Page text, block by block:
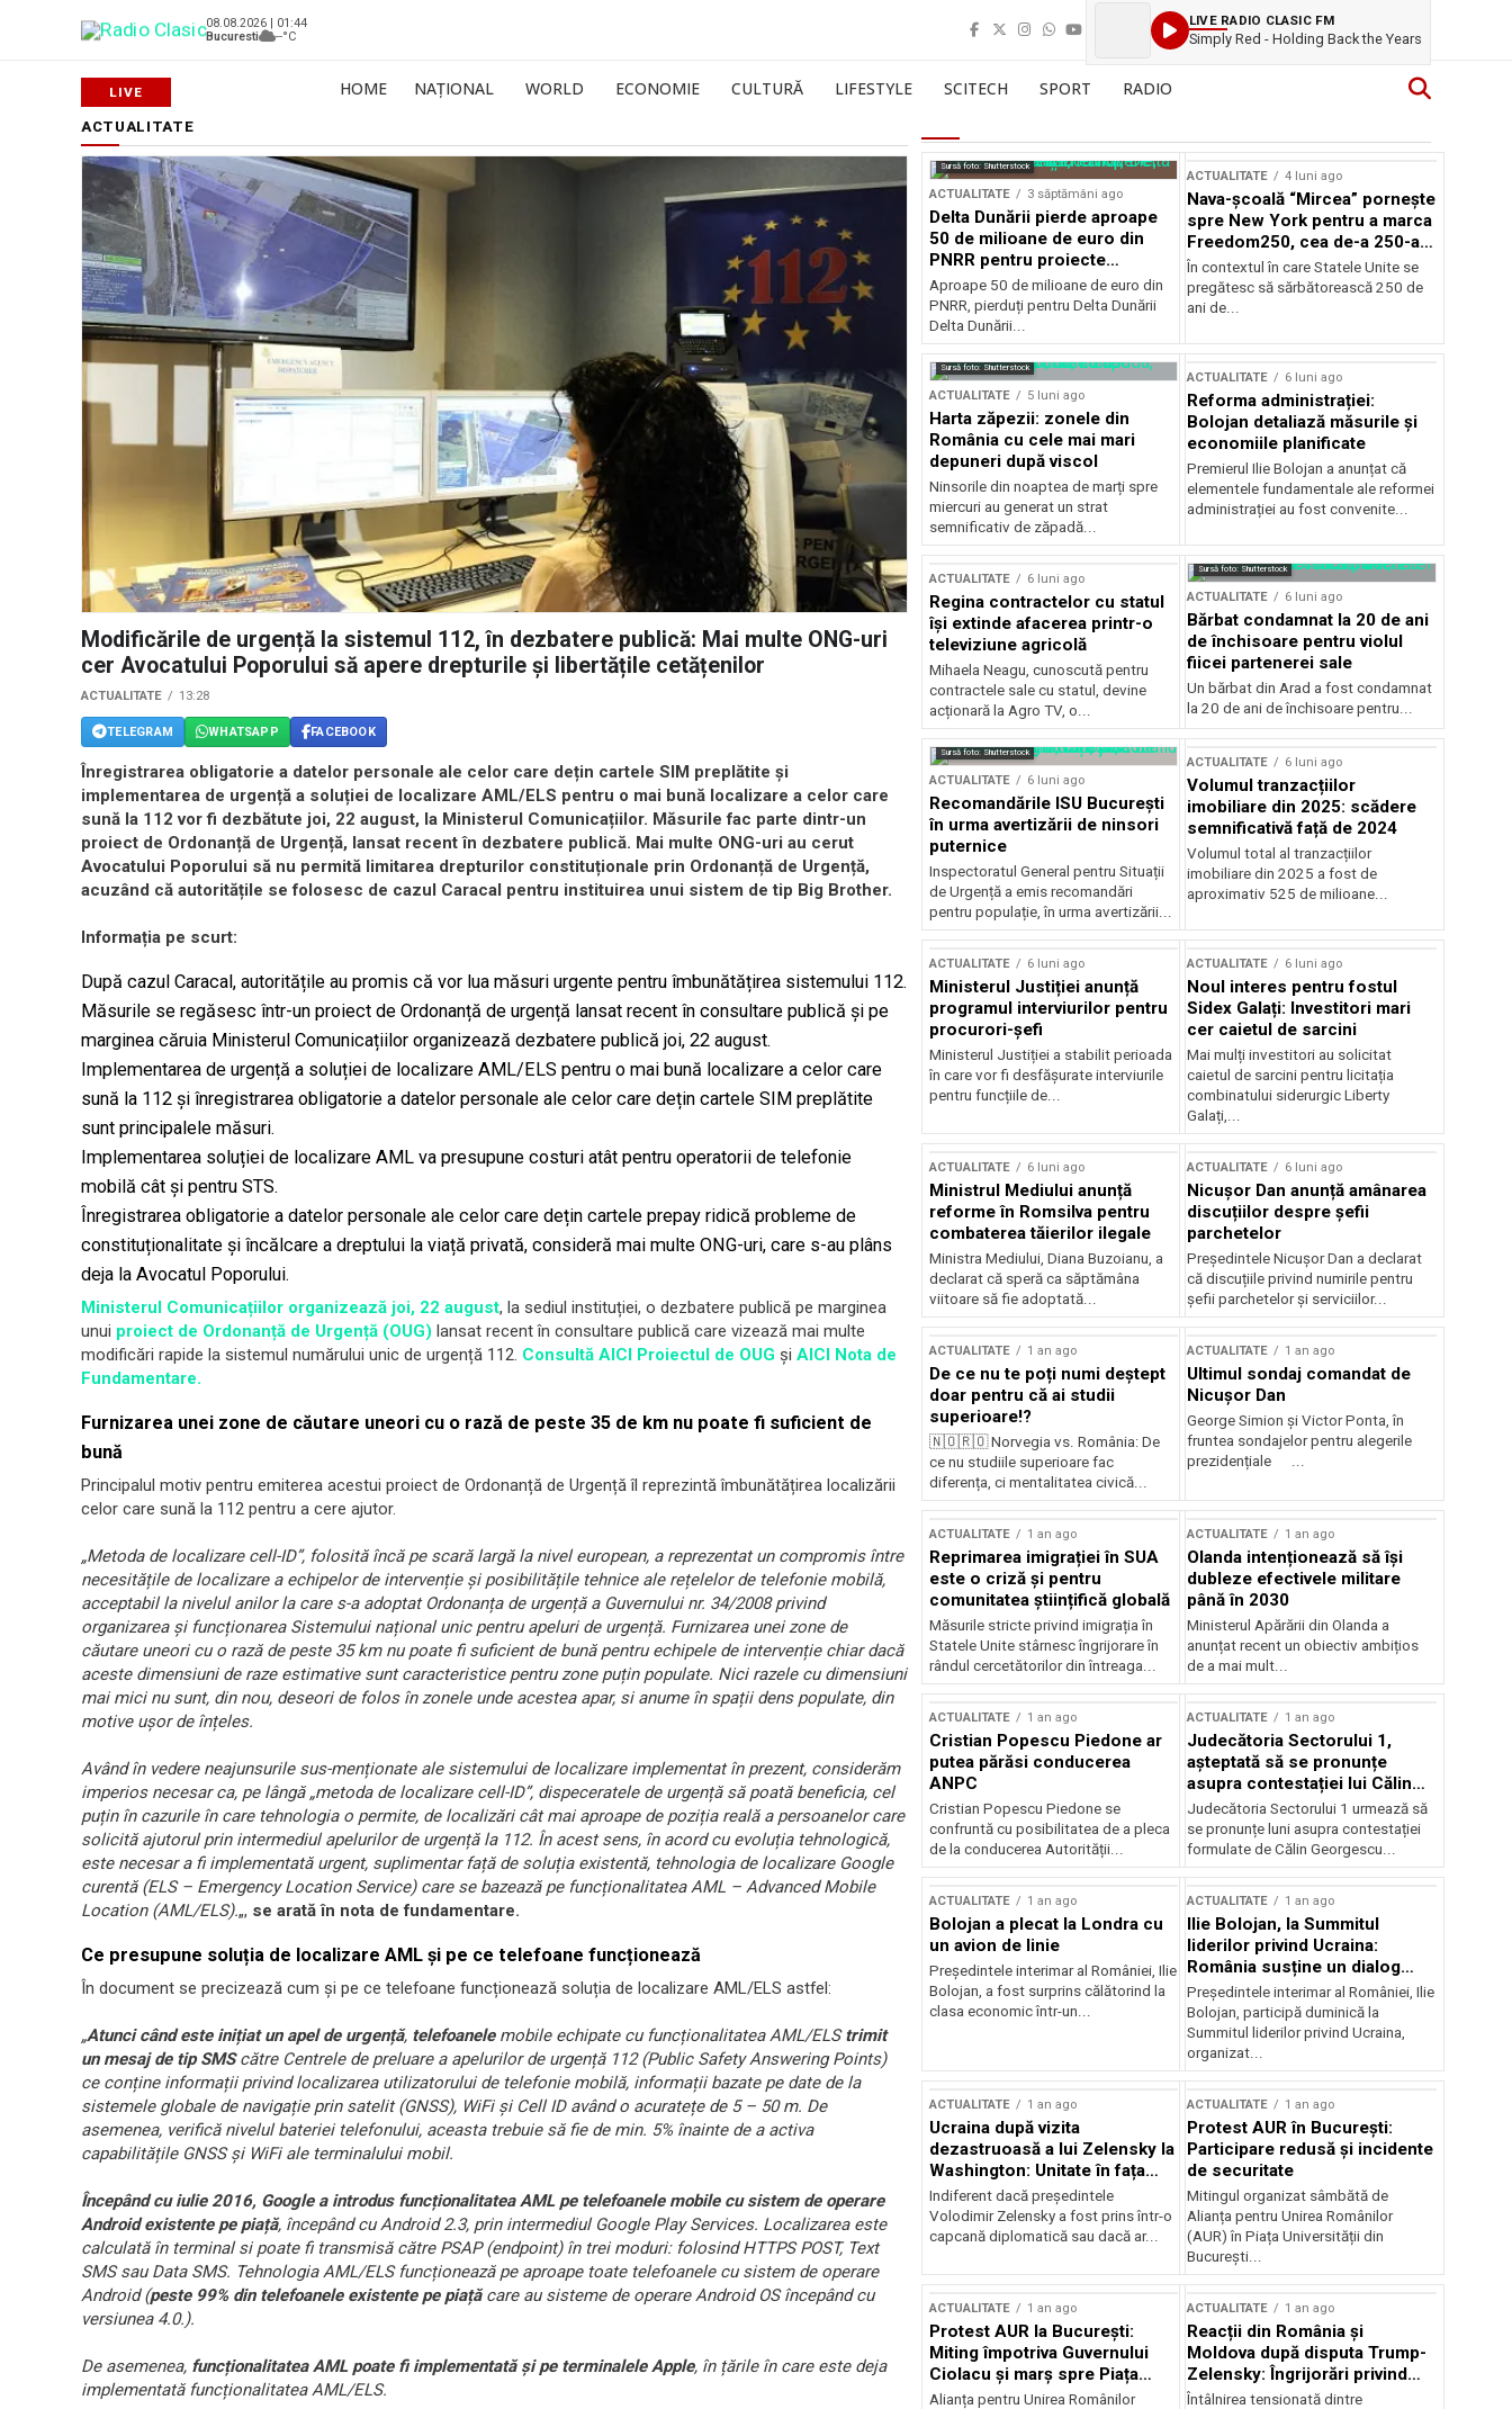
08.08.2026 | 01:44
Bucuresti
--°C
LIVE RADIO CLASIC FM
Toni Braxton - Spanish Guitar
HOME NAȚIONAL WORLD ECONOMIE CULTURĂ LIFESTYLE SCITECH SPORT RADIO
ACTUALITATE
Modificările de urgență la sistemul 112, în dezbatere publică: Mai multe ONG-uri
cer Avocatului Poporului să apere drepturile și libertățile cetățenilor
ACTUALITATE 13:28
TELEGRAM WHATSAPP FACEBOOK
Înregistrarea obligatorie a datelor personale ale celor care dețin cartele SIM preplătite și
implementarea de urgență a soluției de localizare AML/ELS pentru o mai bună localizare a celor care
sună la 112 vor fi dezbătute joi, 22 august, la Ministerul Comunicațiilor. Măsurile fac parte dintr-un
proiect de Ordonanță de Urgență, lansat recent în dezbatere publică. Mai multe ONG-uri au cerut
Avocatului Poporului să nu permită limitarea drepturilor constituționale prin Ordonanță de Urgență,
acuzând că autoritățile se folosesc de cazul Caracal pentru instituirea unui sistem de tip Big Brother.
Informația pe scurt:
După cazul Caracal, autoritățile au promis că vor lua măsuri urgente pentru îmbunătățirea sistemului 112.
Măsurile se regăsesc într-un proiect de Ordonanță de urgență lansat recent în consultare publică și pe
marginea căruia Ministerul Comunicațiilor organizează dezbatere publică joi, 22 august.
Implementarea de urgență a soluției de localizare AML/ELS pentru o mai bună localizare a celor care
sună la 112 și înregistrarea obligatorie a datelor personale ale celor care dețin cartele SIM preplătite
sunt principalele măsuri.
Implementarea soluției de localizare AML va presupune costuri atât pentru operatorii de telefonie
mobilă cât și pentru STS.
Înregistrarea obligatorie a datelor personale ale celor care dețin cartele prepay ridică probleme de
constituționalitate și încălcare a dreptului la viață privată, consideră mai multe ONG-uri, care s-au plâns
deja la Avocatul Poporului.
Ministerul Comunicațiilor organizează joi, 22 august, la sediul instituției, o dezbatere publică pe marginea
unui proiect de Ordonanță de Urgență (OUG) lansat recent în consultare publică care vizează mai multe
modificări rapide la sistemul numărului unic de urgență 112. Consultă AICI Proiectul de OUG și AICI Nota de
Fundamentare.
Furnizarea unei zone de căutare uneori cu o rază de peste 35 de km nu poate fi suficient de
bună
Principalul motiv pentru emiterea acestui proiect de Ordonanță de Urgență îl reprezintă îmbunătățirea localizării
celor care sună la 112 pentru a cere ajutor.
„Metoda de localizare cell-ID”, folosită încă pe scară largă la nivel european, a reprezentat un compromis între
necesitățile de localizare a echipelor de intervenție și posibilitățile tehnice ale rețelelor de telefonie mobilă,
acceptabil la nivelul anilor la care s-a adoptat Ordonanța de urgență a Guvernului nr. 34/2008 privind
organizarea și funcționarea Sistemului național unic pentru apeluri de urgență. Furnizarea unei zone de
căutare uneori cu o rază de peste 35 km nu poate fi suficient de bună pentru echipele de intervenție chiar dacă
aceste dimensiuni de raze estimative sunt caracteristice pentru zone puțin populate. Nici razele cu dimensiuni
mai mici nu sunt, din nou, deseori de folos în zonele unde acestea apar, si anume în spații dens populate, din
motive ușor de înțeles.
Având în vedere neajunsurile sus-menționate ale sistemului de localizare implementat în prezent, considerăm
imperios necesar ca, pe lângă „metoda de localizare cell-ID”, dispeceratele de urgență să poată beneficia, cel
puțin în cazurile în care tehnologia o permite, de localizări cât mai aproape de poziția reală a persoanelor care
solicită ajutorul prin intermediul apelurilor de urgență la 112. În acest sens, în acord cu evoluția tehnologică,
este necesar a fi implementată urgent, suplimentar față de soluția existentă, tehnologia de localizare Google
curentă (ELS – Emergency Location Service) care se bazează pe funcționalitatea AML – Advanced Mobile
Location (AML/ELS).„, se arată în nota de fundamentare.
Ce presupune soluția de localizare AML și pe ce telefoane funcționează
În document se precizează cum și pe ce telefoane funcționează soluția de localizare AML/ELS astfel:
„Atunci când este inițiat un apel de urgență, telefoanelemobile echipate cu funcționalitatea AML/ELStrimit
un mesaj de tip SMScătre Centrele de preluare a apelurilor de urgență 112 (Public Safety Answering Points)
ce conține informații privind localizarea utilizatorului de telefonie mobilă, informații bazate pe date de la
sistemele globale de navigație prin satelit (GNSS), WiFi și Cell ID având o acuratețe de 5 – 50 m. De
asemenea, verifică nivelul bateriei telefonului, aceasta trebuie să fie de min. 5% înainte de a activa
capabilitățile GNSS și WiFi ale terminalului mobil.
Începând cu iulie 2016, Google a introdus funcționalitatea AML pe telefoanele mobile cu sistem de operare
Android existente pe piață, începând cu Android 2.3, prin intermediul Google Play Services. Localizarea este
calculată în terminal si poate fi transmisă către PSAP (endpoint) în trei moduri: folosind HTTPS POST, Text
SMS sau Data SMS. Tehnologia AML/ELS funcționează pe aproape toate telefoanele cu sistem de operare
Android (peste 99% din telefoanele existente pe piațăcare au sisteme de operare Android OS începând cu
versiunea 4.0.).
De asemenea, funcționalitatea AML poate fi implementată și pe terminalele Apple, în țările în care este deja
implementată funcționalitatea AML/ELS.
Sursă foto: Shutterstock
ACTUALITATE 3 săptămâni ago
Delta Dunării pierde aproape
50 de milioane de euro din
PNRR pentru proiecte
esențiale
Aproape 50 de milioane de euro din
PNRR, pierduți pentru Delta Dunării
Delta Dunării...
ACTUALITATE 4 luni ago
Nava-școală “Mircea” pornește
spre New York pentru a marca
Freedom250, cea de-a 250-a
aniversare a Statelor Unite
În contextul în care Statele Unite se
pregătesc să sărbătorească 250 de
ani de...
Sursă foto: Shutterstock
ACTUALITATE 5 luni ago
Harta zăpezii: zonele din
România cu cele mai mari
depuneri după viscol
Ninsorile din noaptea de marți spre
miercuri au generat un strat
semnificativ de zăpadă...
ACTUALITATE 6 luni ago
Reforma administrației:
Bolojan detaliază măsurile și
economiile planificate
Premierul Ilie Bolojan a anunțat că
elementele fundamentale ale reformei
administrației au fost convenite...
ACTUALITATE 6 luni ago
Regina contractelor cu statul
își extinde afacerea printr-o
televiziune agricolă
Mihaela Neagu, cunoscută pentru
contractele sale cu statul, devine
acționară la Agro TV, o...
Sursă foto: Shutterstock
ACTUALITATE 6 luni ago
Bărbat condamnat la 20 de ani
de închisoare pentru violul
fiicei partenerei sale
Un bărbat din Arad a fost condamnat
la 20 de ani de închisoare pentru...
Sursă foto: Shutterstock
ACTUALITATE 6 luni ago
Recomandările ISU București
în urma avertizării de ninsori
puternice
Inspectoratul General pentru Situații
de Urgență a emis recomandări
pentru populație, în urma avertizării...
ACTUALITATE 6 luni ago
Volumul tranzacțiilor
imobiliare din 2025: scădere
semnificativă față de 2024
Volumul total al tranzacțiilor
imobiliare din 2025 a fost de
aproximativ 525 de milioane...
ACTUALITATE 6 luni ago
Ministerul Justiției anunță
programul interviurilor pentru
procurori-șefi
Ministerul Justiției a stabilit perioada
în care vor fi desfășurate interviurile
pentru funcțiile de...
ACTUALITATE 6 luni ago
Noul interes pentru fostul
Sidex Galați: Investitori mari
cer caietul de sarcini
Mai mulți investitori au solicitat
caietul de sarcini pentru licitația
combinatului siderurgic Liberty
Galați,...
ACTUALITATE 6 luni ago
Ministrul Mediului anunță
reforme în Romsilva pentru
combaterea tăierilor ilegale
Ministra Mediului, Diana Buzoianu, a
declarat că speră ca săptămâna
viitoare să fie adoptată...
ACTUALITATE 6 luni ago
Nicușor Dan anunță amânarea
discuțiilor despre șefii
parchetelor
Președintele Nicușor Dan a declarat
că discuțiile privind numirile pentru
șefii parchetelor și serviciilor...
ACTUALITATE 1 an ago
De ce nu te poți numi deștept
doar pentru că ai studii
superioare!?
🇳🇴🇷🇴 Norvegia vs. România: De
ce nu studiile superioare fac
diferența, ci mentalitatea civică...
ACTUALITATE 1 an ago
Ultimul sondaj comandat de
Nicușor Dan
George Simion și Victor Ponta, în
fruntea sondajelor pentru alegerile
prezidențiale ...
ACTUALITATE 1 an ago
Reprimarea imigrației în SUA
este o criză și pentru
comunitatea științifică globală
Măsurile stricte privind imigrația în
Statele Unite stârnesc îngrijorare în
rândul cercetătorilor din întreaga...
ACTUALITATE 1 an ago
Olanda intenționează să își
dubleze efectivele militare
până în 2030
Ministerul Apărării din Olanda a
anunțat recent un obiectiv ambițios
de a mai mult...
ACTUALITATE 1 an ago
Cristian Popescu Piedone ar
putea părăsi conducerea
ANPC
Cristian Popescu Piedone se
confruntă cu posibilitatea de a pleca
de la conducerea Autorității...
ACTUALITATE 1 an ago
Judecătoria Sectorului 1,
așteptată să se pronunțe
asupra contestației lui Călin
Georgescu privind controlul
judiciar
Judecătoria Sectorului 1 urmează să
se pronunțe luni asupra contestației
formulate de Călin Georgescu...
ACTUALITATE 1 an ago
Bolojan a plecat la Londra cu
un avion de linie
Președintele interimar al României, Ilie
Bolojan, a fost surprins călătorind la
clasa economic într-un...
ACTUALITATE 1 an ago
Ilie Bolojan, la Summitul
liderilor privind Ucraina:
România susține un dialog
transatlantic pentru securitate
și stabilitate
Președintele interimar al României, Ilie
Bolojan, participă duminică la
Summitul liderilor privind Ucraina,
organizat...
ACTUALITATE 1 an ago
Ucraina după vizita
dezastruoasă a lui Zelensky la
Washington: Unitate în fața
incertitudinii
Indiferent dacă președintele
Volodimir Zelensky a fost prins într-o
capcană diplomatică sau dacă ar...
ACTUALITATE 1 an ago
Protest AUR în București:
Participare redusă și incidente
de securitate
Mitingul organizat sâmbătă de
Alianța pentru Unirea Românilor
(AUR) în Piața Universității din
București...
ACTUALITATE 1 an ago
Protest AUR la București:
Miting împotriva Guvernului
Ciolacu și marș spre Piața
Victoriei
Alianța pentru Unirea Românilor
ACTUALITATE 1 an ago
Reacții din România și
Moldova după disputa Trump-
Zelensky: Îngrijorări privind
securitatea regională
Întâlnirea tensionată dintre